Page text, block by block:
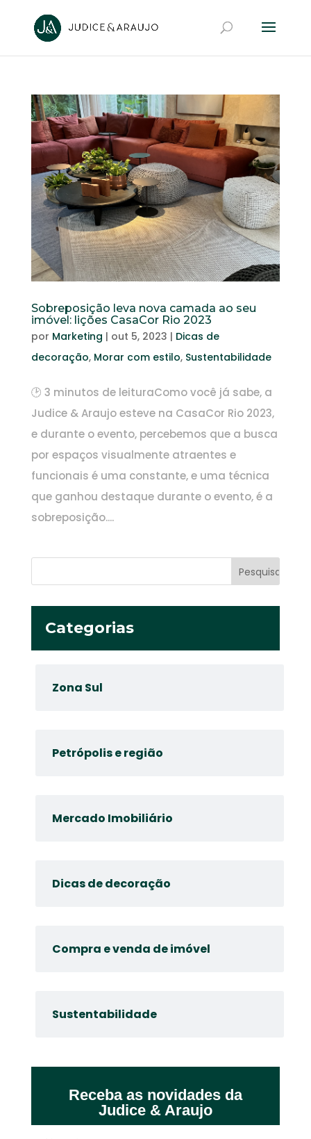
Sobreposição leva nova camada ao seu
imóvel: lições CasaCor Rio 2023
por Marketing | out 5, 2023 | Dicas de
decoração, Morar com estilo, Sustentabilidade
🕑 3 minutos de leituraComo você já sabe, a
Judice & Araujo esteve na CasaCor Rio 2023,
e durante o evento, percebemos que a busca
por espaços visualmente atraentes e
funcionais é uma constante, e uma técnica
que ganhou destaque durante o evento, é a
sobreposição....
Categorias
Zona Sul
Petrópolis e região
Mercado Imobiliário
Dicas de decoração
Compra e venda de imóvel
Sustentabilidade
Receba as novidades da
Judice & Araujo